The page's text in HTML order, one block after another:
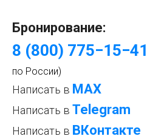
Бронирование:
8 (800) 775−15−41
по России)
Написать в МАХ
Написать в Telegram
Написать в ВКонтакте